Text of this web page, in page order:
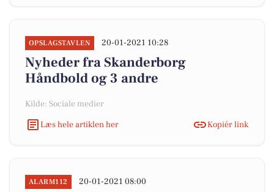
OPSLAGSTAVLEN 20-01-2021 10:28
Nyheder fra Skanderborg
Håndbold og 3 andre
Kilde: Sociale medier
Læs hele artiklen her
Kopiér link
ALARM112 20-01-2021 08:00